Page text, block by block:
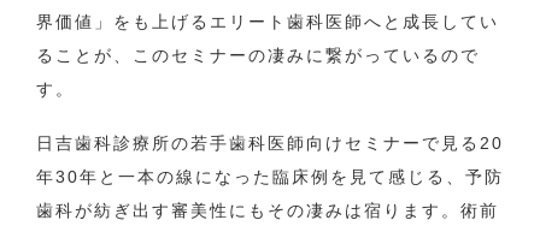
界価値」をも上げるエリート歯科医師へと成長してい
ることが、このセミナーの凄みに繋がっているので
す。
日吉歯科診療所の若手歯科医師向けセミナーで見る20
年30年と一本の線になった臨床例を見て感じる、予防
歯科が紡ぎ出す審美性にもその凄みは宿ります。術前